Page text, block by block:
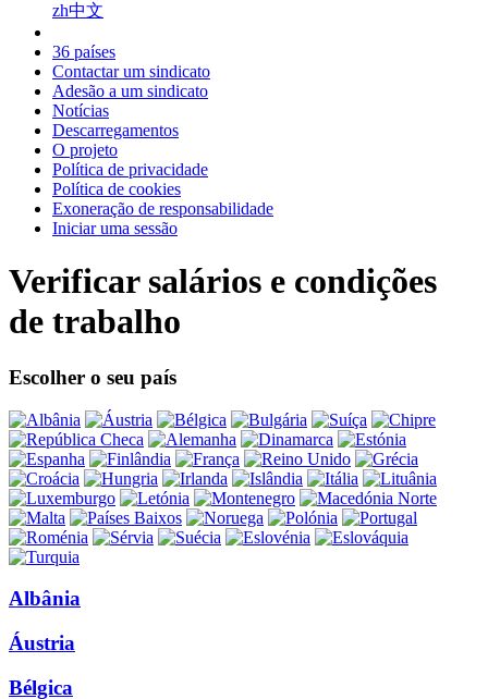
zh中文
36 países
Contactar um sindicato
Adesão a um sindicato
Notícias
Descarregamentos
O projeto
Política de privacidade
Política de cookies
Exoneração de responsabilidade
Iniciar uma sessão
Verificar salários e condições
de trabalho
Escolher o seu país
Albânia
Áustria
Bélgica